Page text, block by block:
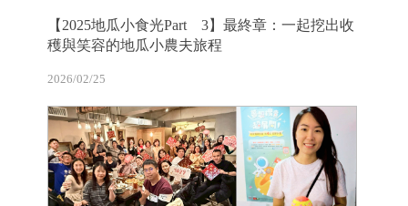
【2025地瓜小食光Part 3】最終章：一起挖出收
穫與笑容的地瓜小農夫旅程
2026/02/25